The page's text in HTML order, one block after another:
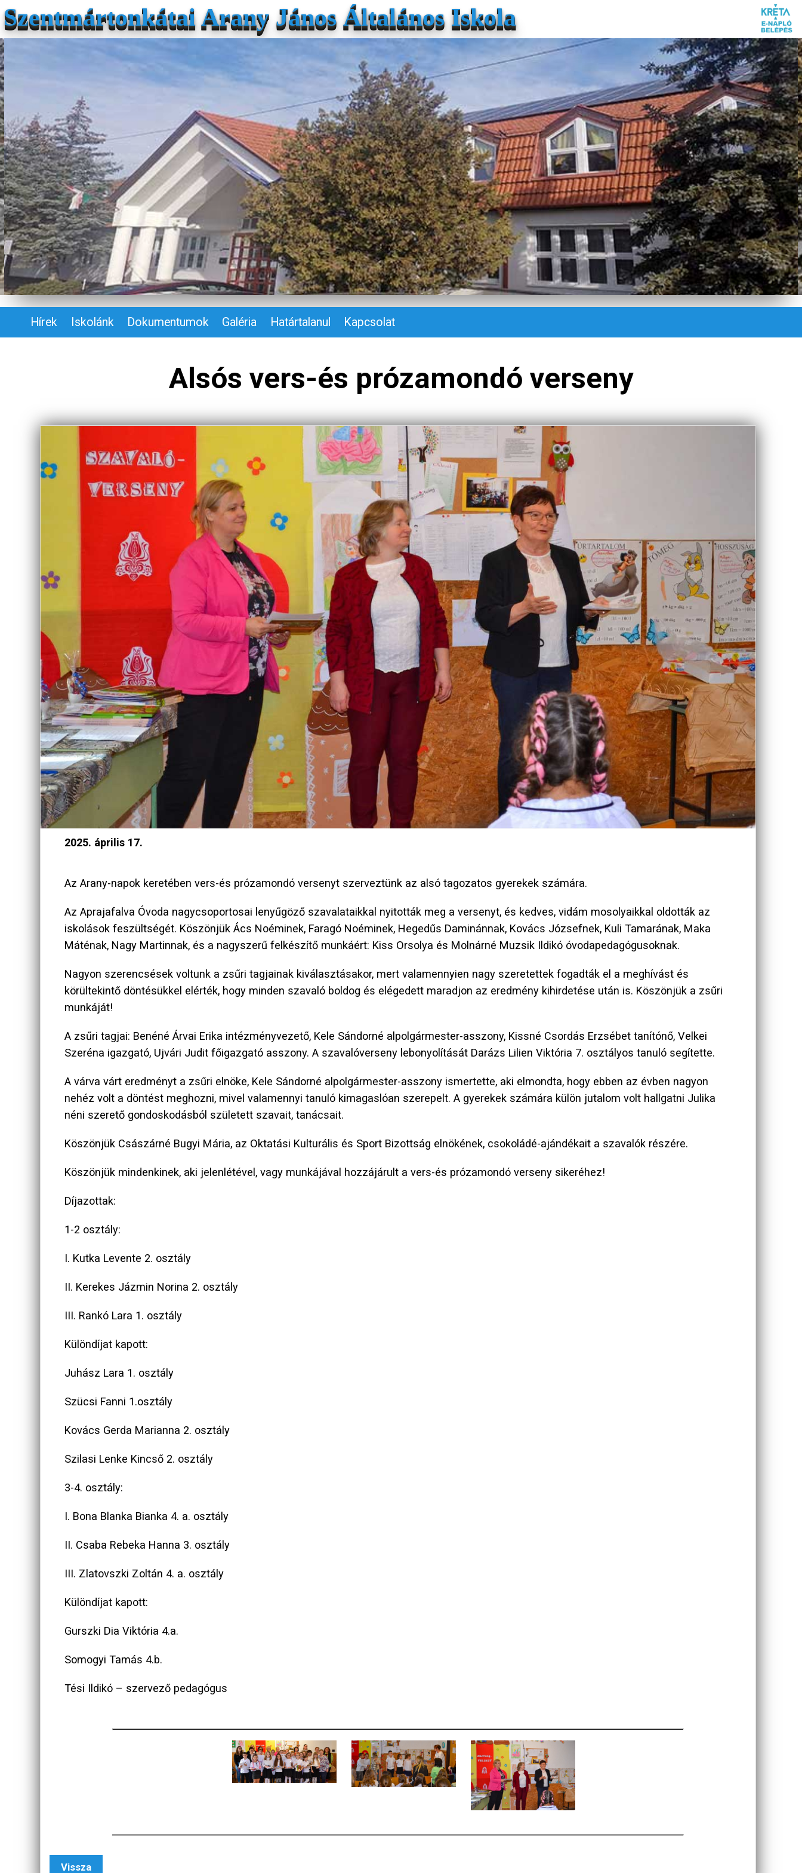
Szentmártonkátai Arany János Általános Iskola
Hírek Iskolánk Dokumentumok Galéria Határtalanul Kapcsolat
Alsós vers-és prózamondó verseny
2025. április 17.
Az Arany-napok keretében vers-és prózamondó versenyt szerveztünk az alsó tagozatos gyerekek számára.
Az Aprajafalva Óvoda nagycsoportosai lenyűgöző szavalataikkal nyitották meg a versenyt, és kedves, vidám mosolyaikkal oldották az
iskolások feszültségét. Köszönjük Ács Noéminek, Faragó Noéminek, Hegedűs Daminánnak, Kovács Józsefnek, Kuli Tamarának, Maka
Máténak, Nagy Martinnak, és a nagyszerű felkészítő munkáért: Kiss Orsolya és Molnárné Muzsik Ildikó óvodapedagógusoknak.
Nagyon szerencsések voltunk a zsűri tagjainak kiválasztásakor, mert valamennyien nagy szeretettek fogadták el a meghívást és
körültekintő döntésükkel elérték, hogy minden szavaló boldog és elégedett maradjon az eredmény kihirdetése után is. Köszönjük a zsűri
munkáját!
A zsűri tagjai: Benéné Árvai Erika intézményvezető, Kele Sándorné alpolgármester-asszony, Kissné Csordás Erzsébet tanítónő, Velkei
Szeréna igazgató, Ujvári Judit főigazgató asszony. A szavalóverseny lebonyolítását Darázs Lilien Viktória 7. osztályos tanuló segítette.
A várva várt eredményt a zsűri elnöke, Kele Sándorné alpolgármester-asszony ismertette, aki elmondta, hogy ebben az évben nagyon
nehéz volt a döntést meghozni, mivel valamennyi tanuló kimagaslóan szerepelt. A gyerekek számára külön jutalom volt hallgatni Julika
néni szerető gondoskodásból született szavait, tanácsait.
Köszönjük Császárné Bugyi Mária, az Oktatási Kulturális és Sport Bizottság elnökének, csokoládé-ajándékait a szavalók részére.
Köszönjük mindenkinek, aki jelenlétével, vagy munkájával hozzájárult a vers-és prózamondó verseny sikeréhez!
Díjazottak:
1-2 osztály:
I. Kutka Levente 2. osztály
II. Kerekes Jázmin Norina 2. osztály
III. Rankó Lara 1. osztály
Különdíjat kapott:
Juhász Lara 1. osztály
Szücsi Fanni 1.osztály
Kovács Gerda Marianna 2. osztály
Szilasi Lenke Kincső 2. osztály
3-4. osztály:
I. Bona Blanka Bianka 4. a. osztály
II. Csaba Rebeka Hanna 3. osztály
III. Zlatovszki Zoltán 4. a. osztály
Különdíjat kapott:
Gurszki Dia Viktória 4.a.
Somogyi Tamás 4.b.
Tési Ildikó – szervező pedagógus
Vissza